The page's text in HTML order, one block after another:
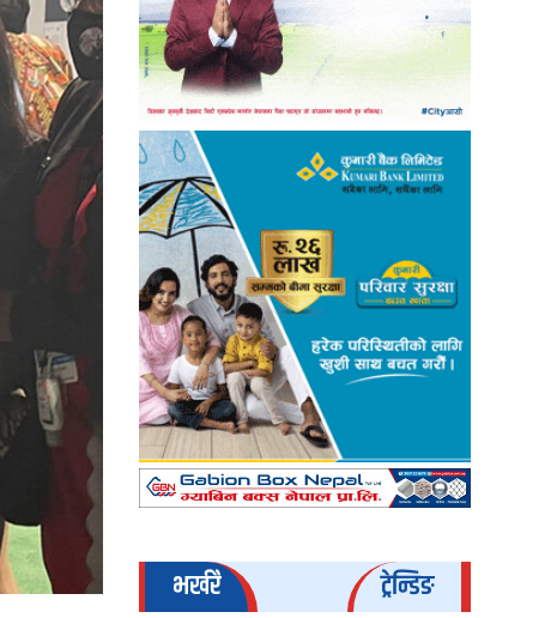
भर्खरै ट्रेन्डिङ